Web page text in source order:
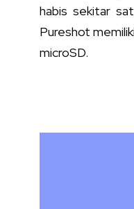
habis sekitar
Pureshot
microSD.